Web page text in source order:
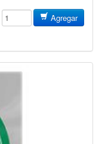
Agregar